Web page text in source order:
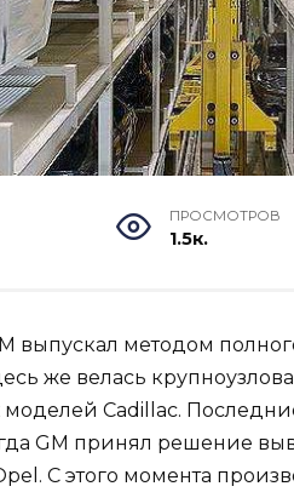
ПРОСМОТРОВ
1.5к.
выпускал методом
же велась
моделей Cadillac.
GM принял решение
С этого момента